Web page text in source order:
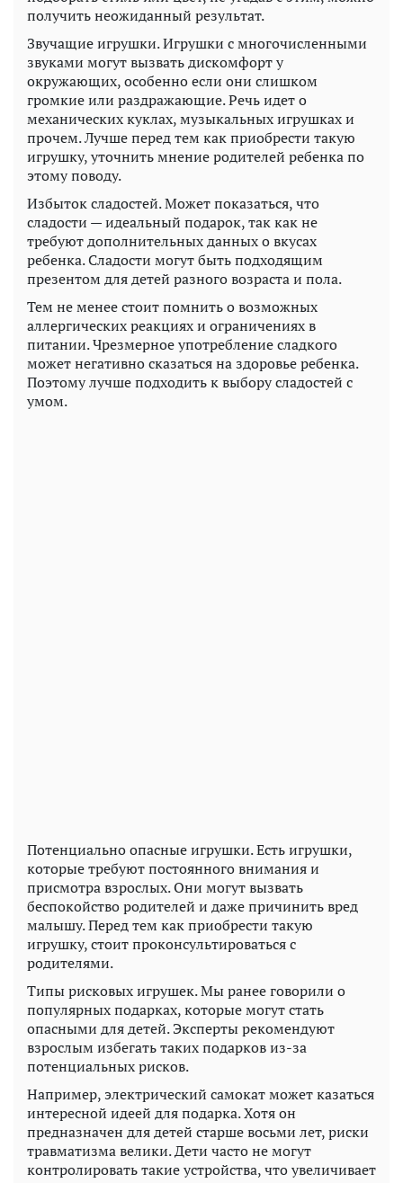
получить неожиданный результат.
Звучащие игрушки. Игрушки с многочисленными
звуками могут вызвать дискомфорт у
окружающих, особенно если они слишком
громкие или раздражающие. Речь идет о
механических куклах, музыкальных игрушках и
прочем. Лучше перед тем как приобрести такую
игрушку, уточнить мнение родителей ребенка по
этому поводу.
Избыток сладостей. Может показаться, что
сладости — идеальный подарок, так как не
требуют дополнительных данных о вкусах
ребенка. Сладости могут быть подходящим
презентом для детей разного возраста и пола.
Тем не менее стоит помнить о возможных
аллергических реакциях и ограничениях в
питании. Чрезмерное употребление сладкого
может негативно сказаться на здоровье ребенка.
Поэтому лучше подходить к выбору сладостей с
умом.
Потенциально опасные игрушки. Есть игрушки,
которые требуют постоянного внимания и
присмотра взрослых. Они могут вызвать
беспокойство родителей и даже причинить вред
малышу. Перед тем как приобрести такую
игрушку, стоит проконсультироваться с
родителями.
Типы рисковых игрушек. Мы ранее говорили о
популярных подарках, которые могут стать
опасными для детей. Эксперты рекомендуют
взрослым избегать таких подарков из-за
потенциальных рисков.
Например, электрический самокат может казаться
интересной идеей для подарка. Хотя он
предназначен для детей старше восьми лет, риски
травматизма велики. Дети часто не могут
контролировать такие устройства, что увеличивает